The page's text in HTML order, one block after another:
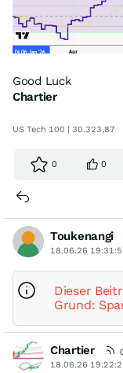
Good Luck
Chartier
US Tech 100 | 30.323,87
0 0
Toukenangi
18.06.26
Dieser
Grund:
Chartier
18.06.26